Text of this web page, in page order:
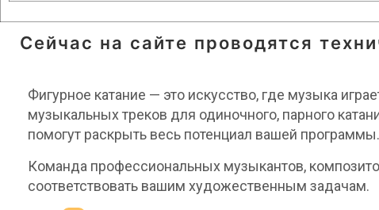
Сейчас на сайте проводятся
Фигурное катание — это искусство, где музыка
музыкальных треков для одиночного, парного
помогут раскрыть весь потенциал вашей программы.
Команда профессиональных музыкантов,
соответствовать вашим художественным задачам.